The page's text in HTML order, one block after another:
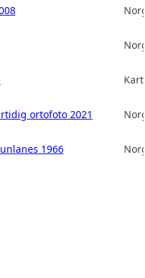
ortofoto 2021
1966